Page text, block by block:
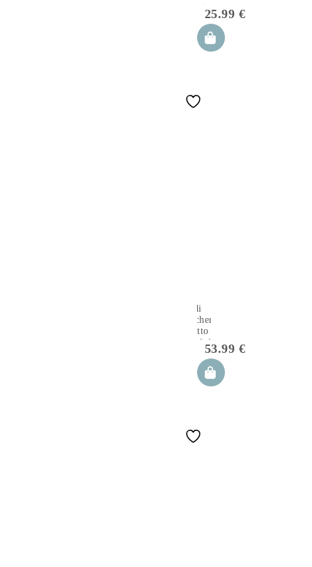
apanatschi25.99 €
Set di
biancheria
da letto per
bambini in
cotone 2
pezzi con
riempimento
coperta
apanatschi
53.99 €